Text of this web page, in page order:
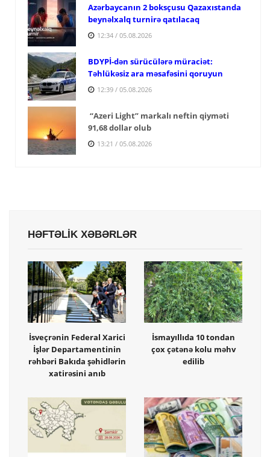
Azərbaycanın 2 boksçusu Qazaxıstanda
beynəlxalq turnirə qatılacaq
12:34 / 05.08.2026
BDYPİ-dən sürücülərə müraciət:
Təhlükəsiz ara məsafəsini qoruyun
12:39 / 05.08.2026
“Azeri Light” markalı neftin qiyməti
91,68 dollar olub
13:21 / 05.08.2026
HƏFTƏLİK XƏBƏRLƏR
İsveçrənin Federal Xarici
İşlər Departamentinin
rəhbəri Bakıda şəhidlərin
xatirəsini anıb
İsmayıllıda 10 tondan
çox çətənə kolu məhv
edilib